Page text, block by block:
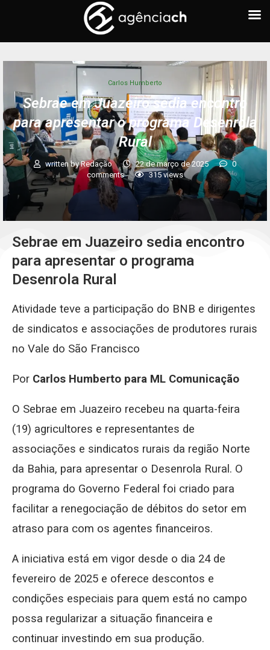
Carlos Humberto
Sebrae em Juazeiro sedia encontro
para apresentar o programa Desenrola
Rural
written byRedação 22 de março de 2025
0
comments
315views
Sebrae em Juazeiro sedia encontro
para apresentar o programa
Desenrola Rural
Atividade teve a participação do BNB e dirigentes
de sindicatos e associações de produtores rurais
no Vale do São Francisco
Por Carlos Humberto para ML Comunicação
O Sebrae em Juazeiro recebeu na quarta-feira
(19) agricultores e representantes de
associações e sindicatos rurais da região Norte
da Bahia, para apresentar o Desenrola Rural. O
programa do Governo Federal foi criado para
facilitar a renegociação de débitos do setor em
atraso para com os agentes financeiros.
A iniciativa está em vigor desde o dia 24 de
fevereiro de 2025 e oferece descontos e
condições especiais para quem está no campo
possa regularizar a situação financeira e
continuar investindo em sua produção.